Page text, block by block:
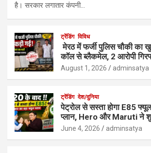
है। सरकार लगातार कंपनी…
ट्रेंडिंग विविध
मेरठ में फर्जी पुलिस चौकी का
कॉल से ब्लैकमेल, 2 आरोपी
August 1, 2026 adminsatya
ट्रेंडिंग देश/दुनिया
पेट्रोल से सस्ता होगा E85
प्लान, Hero और Maruti ने
June 4, 2026 adminsatya